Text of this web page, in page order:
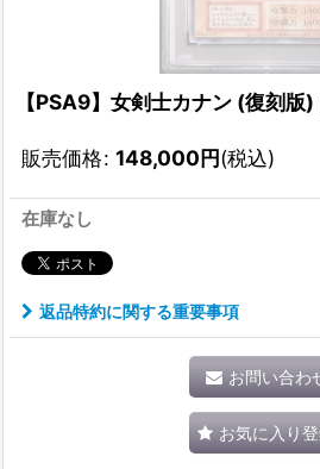
【PSA9】女剣士カナン (復刻
販売価格: 148,000円(税込)
在庫なし
返品特約に関する重要事項
お問い合わ
お気に入り